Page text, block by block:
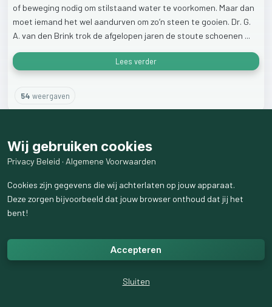
of beweging nodig om stilstaand water te voorkomen. Maar dan
moet iemand het wel aandurven om zo’n steen te gooien. Dr. G.
A. van den Brink trok de afgelopen jaren de stoute schoenen ...
Lees verder
54 weergaven
Wij gebruiken cookies
Privacy Beleid · Algemene Voorwaarden
Cookies zijn gegevens die wij achterlaten op jouw apparaat.
Deze zorgen bijvoorbeeld dat jouw browser onthoud dat jij het
bent!
Accepteren
Sluiten